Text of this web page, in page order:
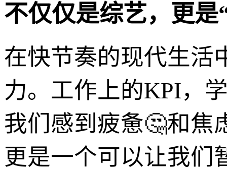
不仅仅是综艺，更是
在快节奏的现代生活
力。工作上的KPI，
我们感到疲惫🤔和焦
更是一个可以让我们